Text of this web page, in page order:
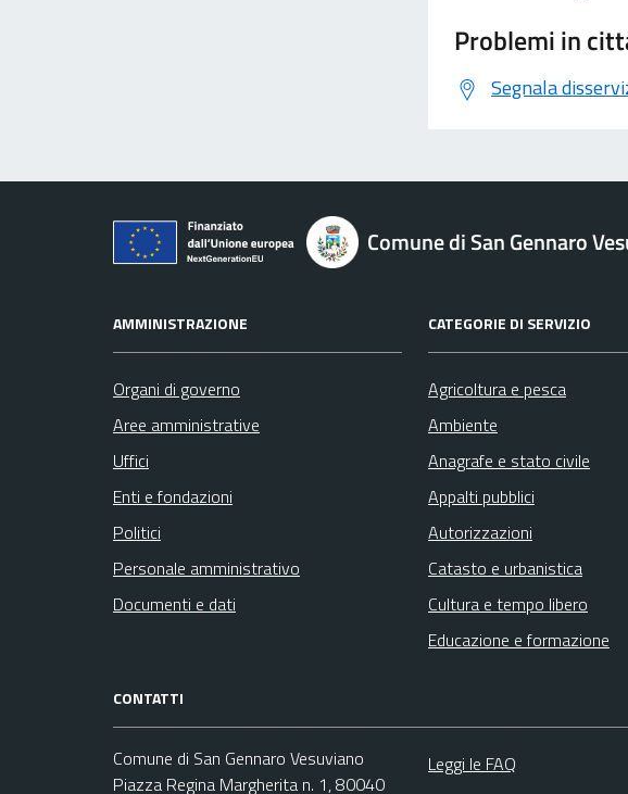
Problemi in
Segnala
Comune di San Gennaro
AMMINISTRAZIONE
Organi di governo
Aree amministrative
Uffici
Enti e fondazioni
Politici
Personale amministrativo
Documenti e dati
CATEGORIE DI SERVIZIO
Agricoltura e pesca
Ambiente
Anagrafe e stato civile
Appalti pubblici
Autorizzazioni
Catasto e urbanistica
Cultura e tempo libero
Educazione e formazione
CONTATTI
Comune di San Gennaro Vesuviano
Piazza Regina Margherita n. 1, 80040
Leggi le FAQ